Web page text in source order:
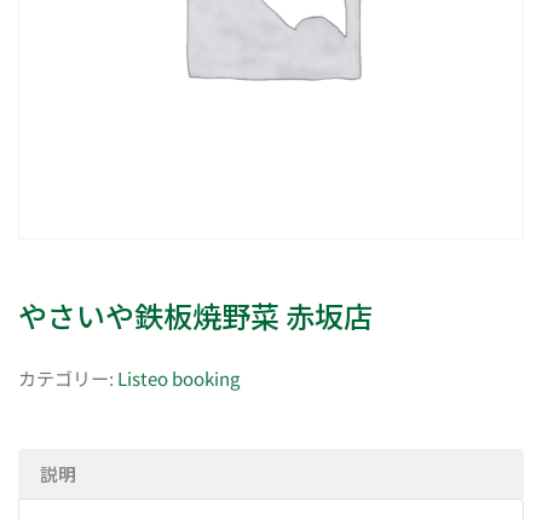
やさいや鉄板焼野菜 赤坂店
カテゴリー: Listeo booking
説明